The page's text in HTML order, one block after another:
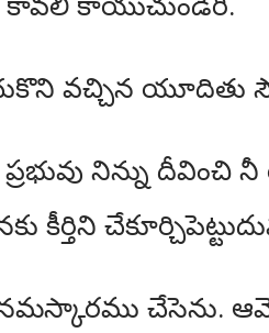
వచ్చిన యూదితు
నిన్ను దీవించి
చేసెను.